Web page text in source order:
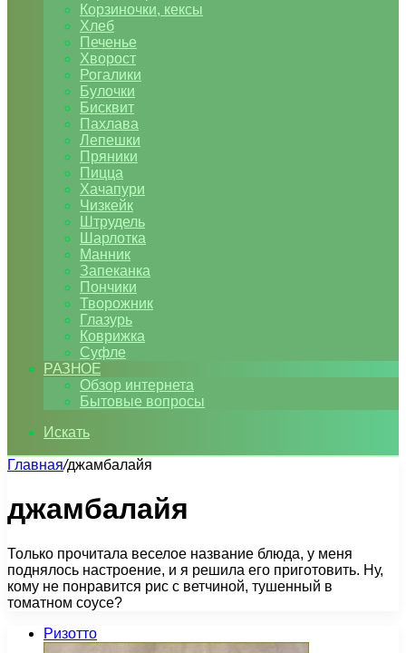
Корзиночки, кексы
Хлеб
Печенье
Хворост
Рогалики
Булочки
Бисквит
Пахлава
Лепешки
Пряники
Пицца
Хачапури
Чизкейк
Штрудель
Шарлотка
Манник
Запеканка
Пончики
Творожник
Глазурь
Коврижка
Суфле
РАЗНОЕ
Обзор интернета
Бытовые вопросы
Искать
Главная/джамбалайя
джамбалайя
Только прочитала веселое название блюда, у меня
поднялось настроение, и я решила его приготовить. Ну,
кому не понравится рис с ветчиной, тушенный в
томатном соусе?
Ризотто